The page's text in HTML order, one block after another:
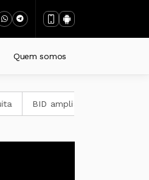
Quem somos
BID amplia para US$ 4